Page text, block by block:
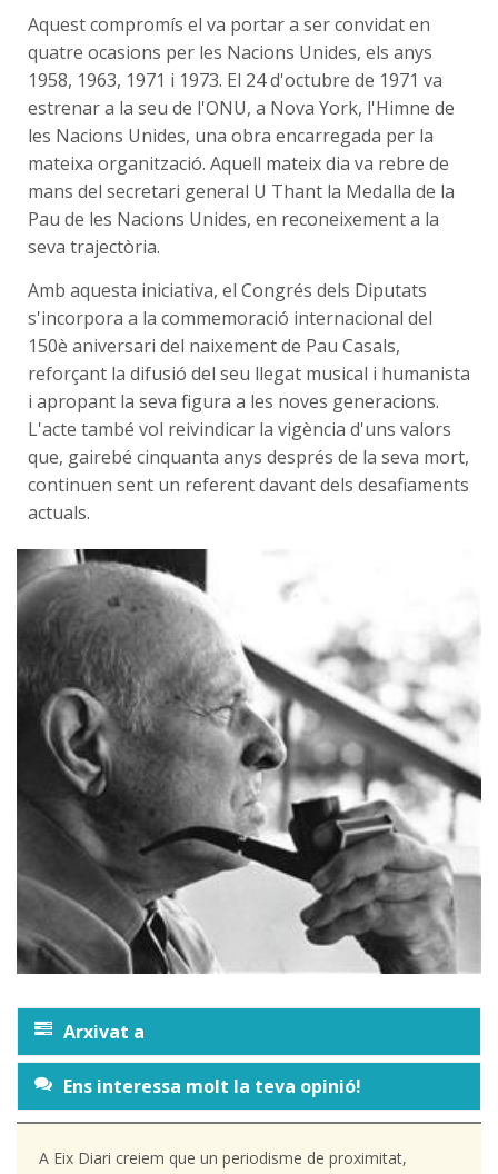
Aquest compromís el va portar a ser convidat en
quatre ocasions per les Nacions Unides, els anys
1958, 1963, 1971 i 1973. El 24 d'octubre de 1971 va
estrenar a la seu de l'ONU, a Nova York, l'Himne de
les Nacions Unides, una obra encarregada per la
mateixa organització. Aquell mateix dia va rebre de
mans del secretari general U Thant la Medalla de la
Pau de les Nacions Unides, en reconeixement a la
seva trajectòria.
Amb aquesta iniciativa, el Congrés dels Diputats
s'incorpora a la commemoració internacional del
150è aniversari del naixement de Pau Casals,
reforçant la difusió del seu llegat musical i humanista
i apropant la seva figura a les noves generacions.
L'acte també vol reivindicar la vigència d'uns valors
que, gairebé cinquanta anys després de la seva mort,
continuen sent un referent davant dels desafiaments
actuals.
Arxivat a
Ens interessa molt la teva opinió!
A Eix Diari creiem que un periodisme de proximitat,